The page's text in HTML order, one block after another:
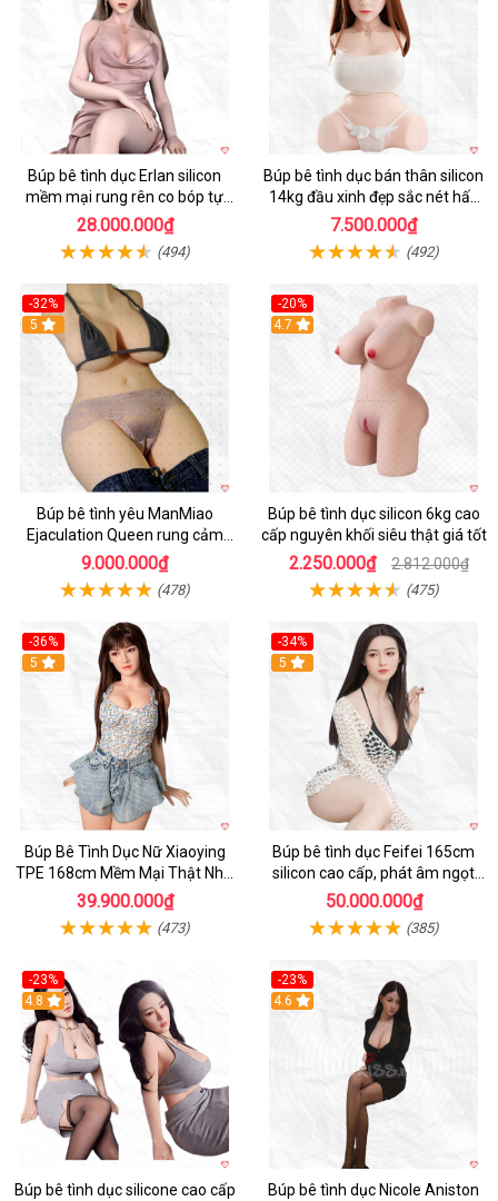
Búp bê tình dục Erlan silicon
mềm mại rung rên co bóp tự
động
28.000.000₫
(494)
Búp bê tình dục bán thân silicon
14kg đầu xinh đẹp sắc nét hấp
dẫn
7.500.000₫
(492)
-32%
5
Búp bê tình yêu ManMiao
Ejaculation Queen rung cảm
biến sưởi ấm phun nước thông
minh
9.000.000₫
(478)
-20%
4.7
Búp bê tình dục silicon 6kg cao
cấp nguyên khối siêu thật giá tốt
2.250.000₫ 2.812.000₫
(475)
-36%
Hot
5
Búp Bê Tình Dục Nữ Xiaoying
TPE 168cm Mềm Mại Thật Như
Người Chơi
39.900.000₫
(473)
-34%
5
Búp bê tình dục Feifei 165cm
silicon cao cấp, phát âm ngọt
ngào, chân thực
50.000.000₫
(385)
-23%
4.8
Búp bê tình dục silicone cao cấp
-23%
4.6
Búp bê tình dục Nicole Aniston